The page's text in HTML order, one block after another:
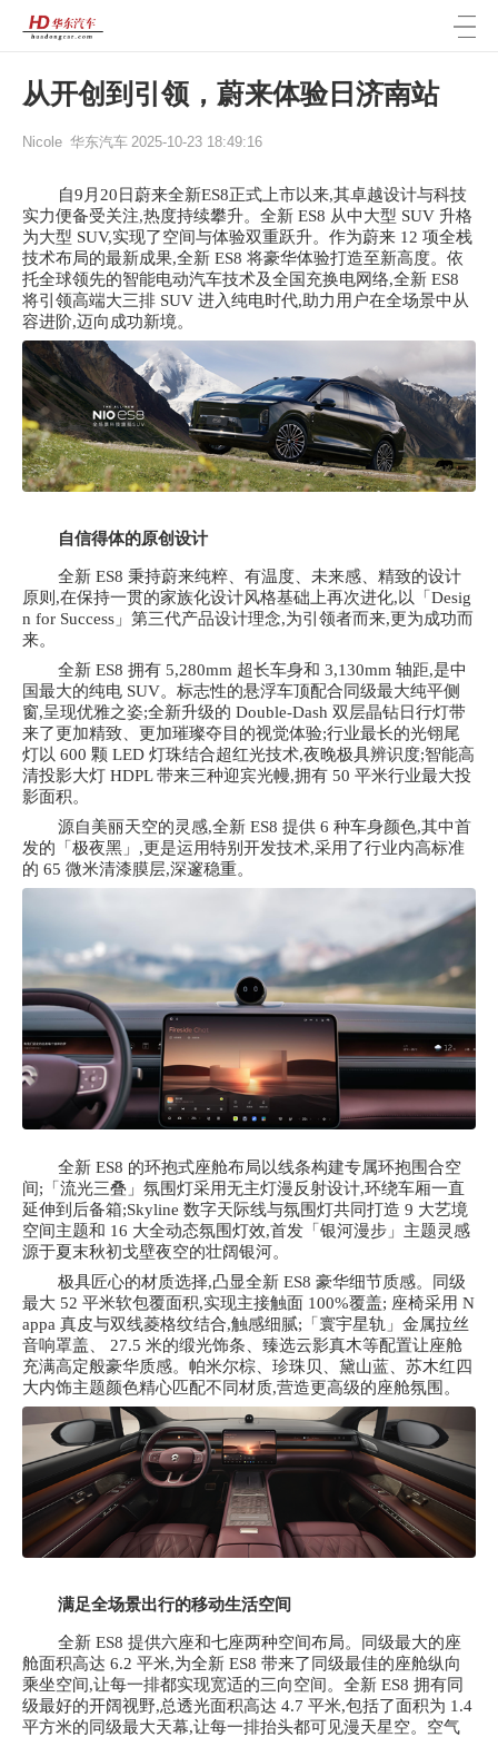
从开创到引领，蔚来体验日济南站
Nicole 华东汽车 2025-10-23 18:49:16
自9月20日蔚来全新ES8正式上市以来,其卓越设计与科技
实力便备受关注,热度持续攀升。全新 ES8 从中大型 SUV 升格
为大型 SUV,实现了空间与体验双重跃升。作为蔚来 12 项全栈
技术布局的最新成果,全新 ES8 将豪华体验打造至新高度。依
托全球领先的智能电动汽车技术及全国充换电网络,全新 ES8
将引领高端大三排 SUV 进入纯电时代,助力用户在全场景中从
容进阶,迈向成功新境。
自信得体的原创设计
全新 ES8 秉持蔚来纯粹、有温度、未来感、精致的设计
原则,在保持一贯的家族化设计风格基础上再次进化,以「Desig
n for Success」第三代产品设计理念,为引领者而来,更为成功而
来。
全新 ES8 拥有 5,280mm 超长车身和 3,130mm 轴距,是中
国最大的纯电 SUV。标志性的悬浮车顶配合同级最大纯平侧
窗,呈现优雅之姿;全新升级的 Double-Dash 双层晶钻日行灯带
来了更加精致、更加璀璨夺目的视觉体验;行业最长的光䦀尾
灯以 600 颗 LED 灯珠结合超红光技术,夜晚极具辨识度;智能高
清投影大灯 HDPL 带来三种迎宾光幔,拥有 50 平米行业最大投
影面积。
源自美丽天空的灵感,全新 ES8 提供 6 种车身颜色,其中首
发的「极夜黑」,更是运用特别开发技术,采用了行业内高标准
的 65 微米清漆膜层,深邃稳重。
全新 ES8 的环抱式座舱布局以线条构建专属环抱围合空
间;「流光三叠」氛围灯采用无主灯漫反射设计,环绕车厢一直
延伸到后备箱;Skyline 数字天际线与氛围灯共同打造 9 大艺境
空间主题和 16 大全动态氛围灯效,首发「银河漫步」主题灵感
源于夏末秋初戈壁夜空的壮阔银河。
极具匠心的材质选择,凸显全新 ES8 豪华细节质感。同级
最大 52 平米软包覆面积,实现主接触面 100%覆盖; 座椅采用 N
appa 真皮与双线菱格纹结合,触感细腻;「寰宇星轨」金属拉丝
音响罩盖、 27.5 米的缎光饰条、臻选云影真木等配置让座舱
充满高定般豪华质感。帕米尔棕、珍珠贝、黛山蓝、苏木红四
大内饰主题颜色精心匹配不同材质,营造更高级的座舱氛围。
满足全场景出行的移动生活空间
全新 ES8 提供六座和七座两种空间布局。同级最大的座
舱面积高达 6.2 平米,为全新 ES8 带来了同级最佳的座舱纵向
乘坐空间,让每一排都实现宽适的三向空间。全新 ES8 拥有同
级最好的开阔视野,总透光面积高达 4.7 平米,包括了面积为 1.4
平方米的同级最大天幕,让每一排抬头都可见漫天星空。空气